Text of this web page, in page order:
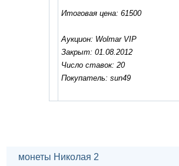
Итоговая цена: 61500
Аукцион: Wolmar VIP
Закрыт: 01.08.2012
Число ставок: 20
Покупатель: sun49
монеты Николая 2